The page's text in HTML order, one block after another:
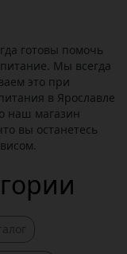
готовы помочь
Мы всегда
это при
в Ярославле
наш магазин
вы останетесь